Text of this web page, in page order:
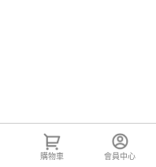
購物車 會員中心